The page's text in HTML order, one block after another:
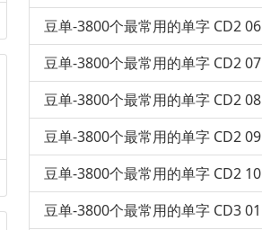
豆单-3800个最常用的单字 CD2 06
豆单-3800个最常用的单字 CD2 07
豆单-3800个最常用的单字 CD2 08
豆单-3800个最常用的单字 CD2 09
豆单-3800个最常用的单字 CD2 10
豆单-3800个最常用的单字 CD3 01